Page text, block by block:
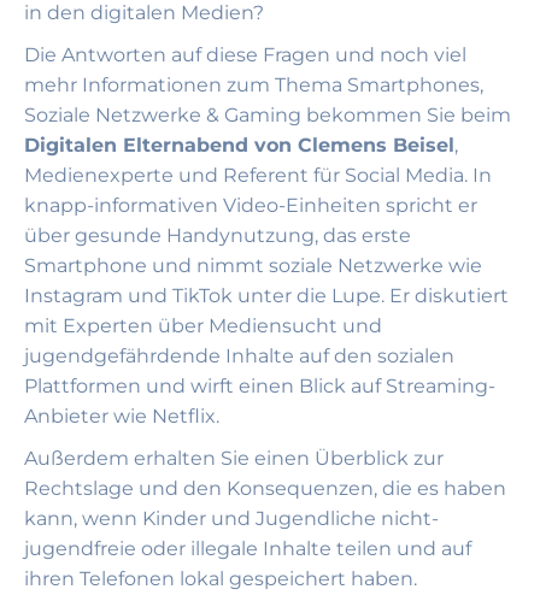
in den digitalen Medien?
Die Antworten auf diese Fragen und noch viel
mehr Informationen zum Thema Smartphones,
Soziale Netzwerke & Gaming bekommen Sie beim
Digitalen Elternabend von Clemens Beisel,
Medienexperte und Referent für Social Media. In
knapp-informativen Video-Einheiten spricht er
über gesunde Handynutzung, das erste
Smartphone und nimmt soziale Netzwerke wie
Instagram und TikTok unter die Lupe. Er diskutiert
mit Experten über Mediensucht und
jugendgefährdende Inhalte auf den sozialen
Plattformen und wirft einen Blick auf Streaming-
Anbieter wie Netflix.
Außerdem erhalten Sie einen Überblick zur
Rechtslage und den Konsequenzen, die es haben
kann, wenn Kinder und Jugendliche nicht-
jugendfreie oder illegale Inhalte teilen und auf
ihren Telefonen lokal gespeichert haben.